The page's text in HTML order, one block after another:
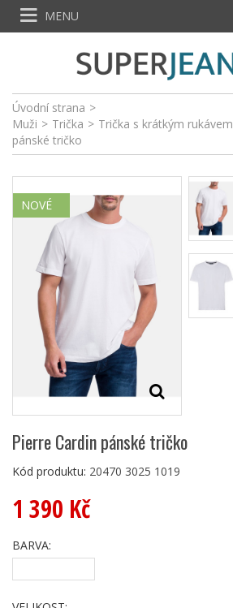
Úvodní strana >
Muži > Trička > Trička s krátkým rukávem
pánské tričko
NOVÉ
Pierre Cardin pánské tričko
Kód produktu: 20470 3025 1019
1 390 Kč
BARVA:
MENU